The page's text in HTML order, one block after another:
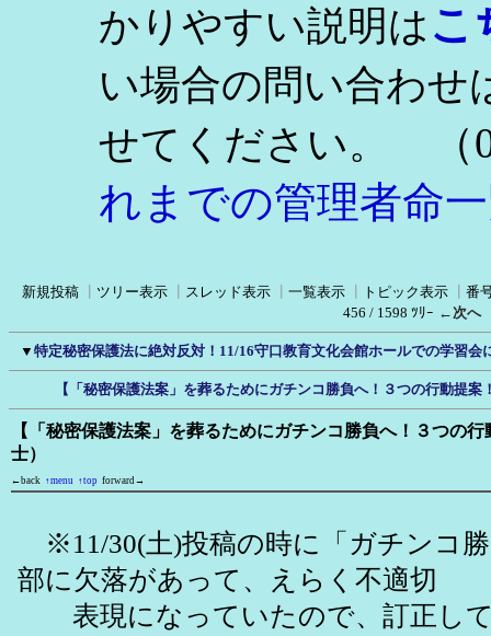
かりやすい説明はこ
い場合の問い合わせ
せてください。
（
れまでの管理者命
新規投稿 ツリー表示 スレッド表示 一覧表示 トピック表示
番
456 / 1598 ﾂﾘｰ ←次へ
▼ 特定秘密保護法に絶対反対！11/16守口教育文化会館ホールでの学習会
【「秘密保護法案」を葬るためにガチンコ勝負へ！３つの行動提案
【「秘密保護法案」を葬るためにガチンコ勝負へ！３つの
士）
←back ↑menu ↑top forward→
※11/30(土)投稿の時に「ガチンコ
部に欠落があって、えらく不適切
表現になっていたので、訂正し